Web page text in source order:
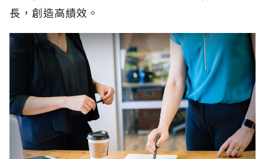
長，創造高績效。